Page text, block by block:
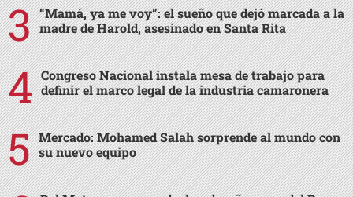
“Mamá, ya me voy”: el sueño que dejó marcada a la
madre de Harold, asesinado en Santa Rita
Congreso Nacional instala mesa de trabajo para
definir el marco legal de la industria camaronera
Mercado: Mohamed Salah sorprende al mundo con
su nuevo equipo